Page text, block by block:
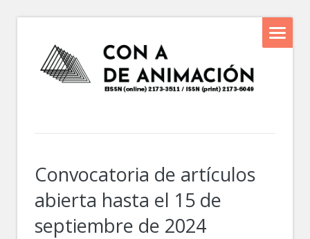
Convocatoria de artículos
abierta hasta el 15 de
septiembre de 2024